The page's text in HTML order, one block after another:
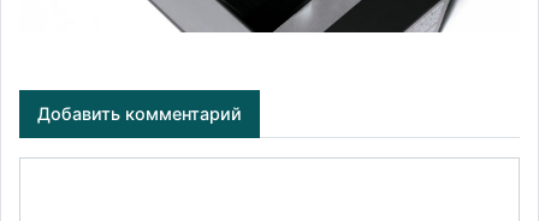
Добавить комментарий